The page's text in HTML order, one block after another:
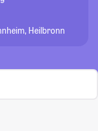
Heilbronn